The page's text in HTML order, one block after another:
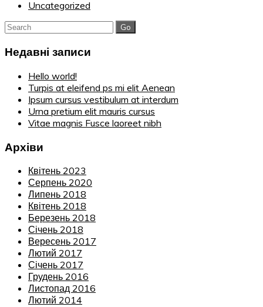
Uncategorized
Search
Недавні записи
Hello world!
Turpis at eleifend ps mi elit Aenean
Ipsum cursus vestibulum at interdum
Urna pretium elit mauris cursus
Vitae magnis Fusce laoreet nibh
Архіви
Квітень 2023
Серпень 2020
Липень 2018
Квітень 2018
Березень 2018
Січень 2018
Вересень 2017
Лютий 2017
Січень 2017
Грудень 2016
Листопад 2016
Лютий 2014